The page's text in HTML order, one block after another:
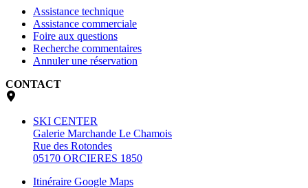
Assistance technique
Assistance commerciale
Foire aux questions
Recherche commentaires
Annuler une réservation
CONTACT
SKI CENTER
Galerie Marchande Le Chamois
Rue des Rotondes
05170 ORCIERES 1850
Itinéraire Google Maps